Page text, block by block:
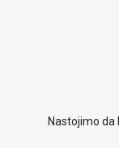
Nastojimo